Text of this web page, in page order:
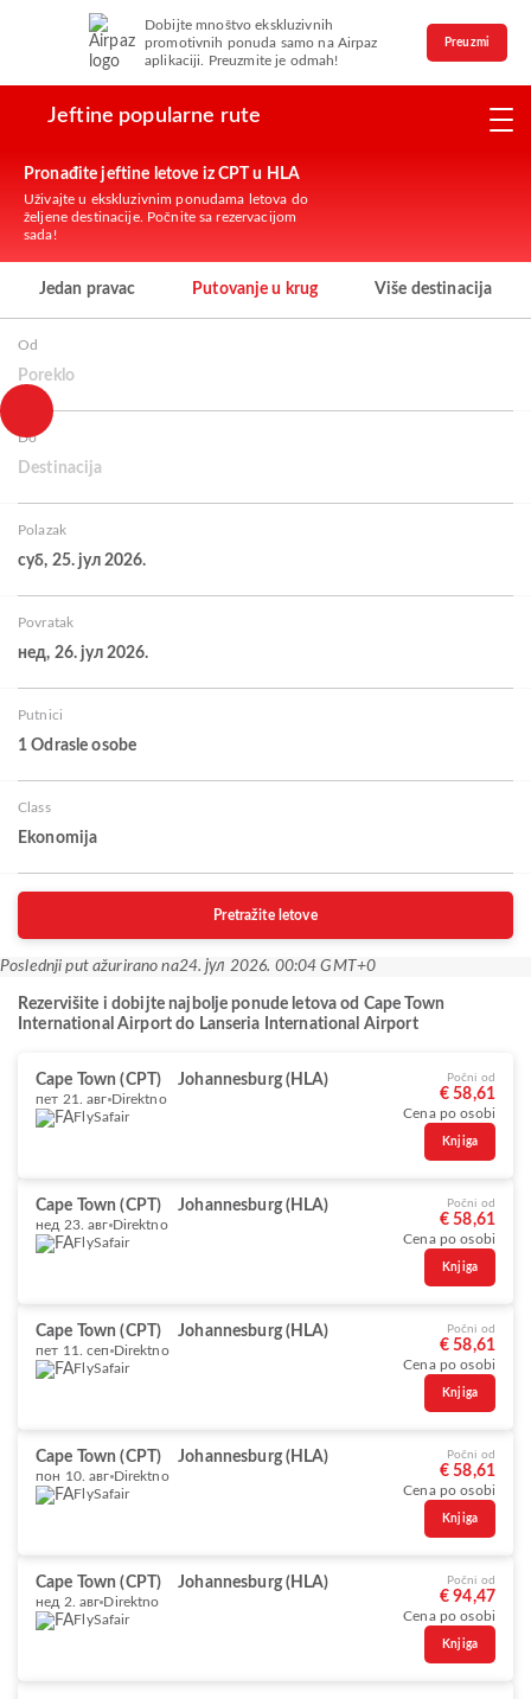
Dobijte mnoštvo ekskluzivnih
promotivnih ponuda samo na Airpaz
aplikaciji. Preuzmite je odmah!
Preuzmi
Jeftine popularne rute
Pronađite jeftine letove iz CPT u HLA
Uživajte u ekskluzivnim ponudama letova do
željene destinacije. Počnite sa rezervacijom
sada!
Jedan pravac Putovanje u krug Više destinacija
Od
Poreklo
Do
Destinacija
Polazak
суб, 25. јул 2026.
Povratak
нед, 26. јул 2026.
Putnici
1 Odrasle osobe
Class
Ekonomija
Pretražite letove
Poslednji put ažurirano na24. јул 2026. 00:04 GMT+0
Rezervišite i dobijte najbolje ponude letova od Cape Town
International Airport do Lanseria International Airport
Cape Town (CPT) Johannesburg (HLA)
пет 21. авг Direktno
FlySafair
Počni od
€ 58,61
Cena po osobi
Knjiga
Cape Town (CPT) Johannesburg (HLA)
нед 23. авг Direktno
FlySafair
Počni od
€ 58,61
Cena po osobi
Knjiga
Cape Town (CPT) Johannesburg (HLA)
пет 11. сеп Direktno
FlySafair
Počni od
€ 58,61
Cena po osobi
Knjiga
Cape Town (CPT) Johannesburg (HLA)
пон 10. авг Direktno
FlySafair
Počni od
€ 58,61
Cena po osobi
Knjiga
Cape Town (CPT) Johannesburg (HLA)
нед 2. авг Direktno
FlySafair
Počni od
€ 94,47
Cena po osobi
Knjiga